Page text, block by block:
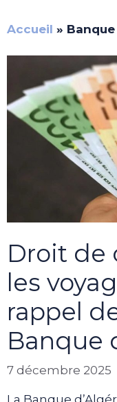
Accueil » Banque
Droit de
les
rappel
Banque
7 décembre 2025
La Banque